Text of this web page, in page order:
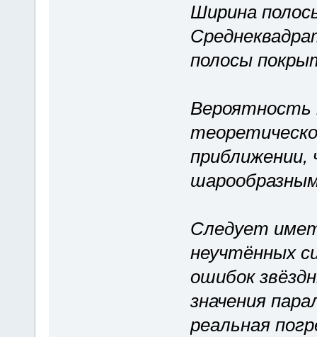
Ширина
полосы
Вероятность
Следует
неучтённых
ошибок
значения
реальная